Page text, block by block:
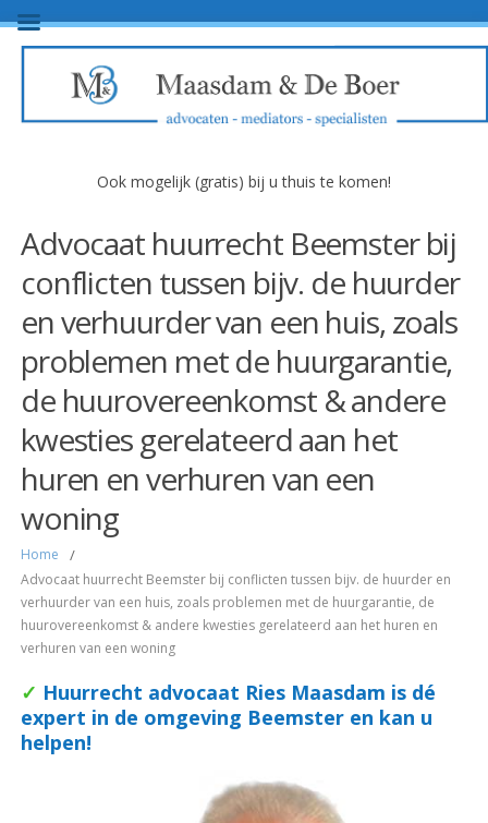
Ook mogelijk (gratis) bij u thuis te komen!
Advocaat huurrecht Beemster bij
conflicten tussen bijv. de huurder
en verhuurder van een huis, zoals
problemen met de huurgarantie,
de huurovereenkomst & andere
kwesties gerelateerd aan het
huren en verhuren van een
woning
Home /
Advocaat huurrecht Beemster bij conflicten tussen bijv. de huurder en
verhuurder van een huis, zoals problemen met de huurgarantie, de
huurovereenkomst & andere kwesties gerelateerd aan het huren en
verhuren van een woning
✓ Huurrecht advocaat Ries Maasdam is dé
expert in de omgeving Beemster en kan u
helpen!